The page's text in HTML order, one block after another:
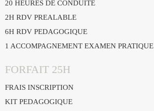
20 HEURES DE CONDUITE
2H RDV PREALABLE
6H RDV PEDAGOGIQUE
1 ACCOMPAGNEMENT EXAMEN PRATIQUE
FORFAIT 25H
FRAIS INSCRIPTION
KIT PEDAGOGIQUE